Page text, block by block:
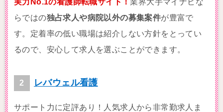
実力No.1の看護師転職サイト！業界大手マイナビな
らではの独占求人や病院以外の募集案件が豊富で
す。定着率の低い職場は紹介しない方針をとってい
るので、安心して求人を選ぶことができます。
レバウェル看護
サポート力に定評あり！人気求人から非常勤求人ま